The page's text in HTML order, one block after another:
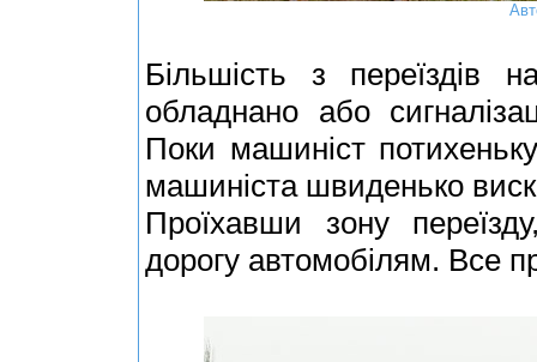
Більшість з переїздів
обладнано або
Поки машиніст
машиніста швиденько
Проїхавши зону
дорогу автомобілям. Все